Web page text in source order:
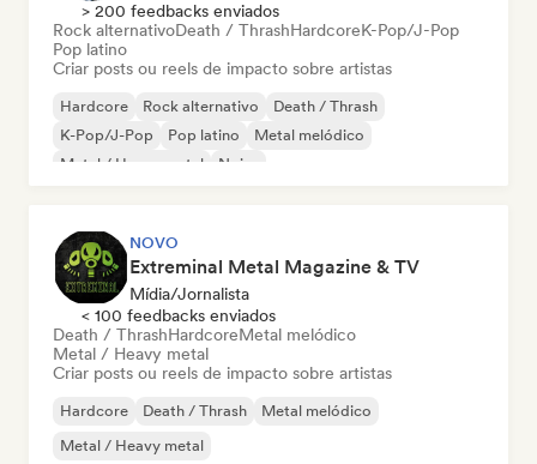
> 200 feedbacks enviados
Rock alternativoDeath / ThrashHardcoreK-Pop/J-Pop
Pop latino
Criar posts ou reels de impacto sobre artistas
Hardcore Rock alternativo
Death / Thrash
K-Pop/J-Pop
Pop latino
Metal melódico
Metal / Heavy metal
Noise
NOVO
Extreminal Metal Magazine & TV
Mídia/Jornalista
< 100 feedbacks enviados
Death / ThrashHardcoreMetal melódico
Metal / Heavy metal
Criar posts ou reels de impacto sobre artistas
Hardcore Death / Thrash
Metal melódico
Metal / Heavy metal